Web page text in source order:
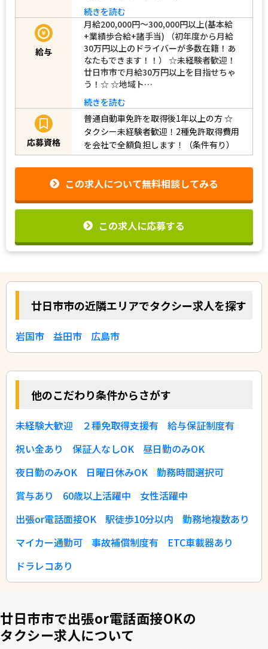
続きを読む
給与
月給200,000円～300,000円以上(基本給
+業績歩合給+諸手当) （初年度から月給
30万円以上のドライバーが多数在籍！あ
なたもできます！！） ☆未経験者歓迎！
廿日市市で月給30万円以上を目指せちゃ
う！☆ ☆地域ト…
続きを読む
応募資格
普通自動車免許を取得後1年以上の方☆
タクシー未経験者歓迎！2種免許取得費用
を会社で全額負担します！（条件有り）
この求人について無料相談してみる
この求人に応募する
廿日市市の近隣エリアでタクシー求人を探す
岩国市 益田市 広島市
他のこだわり条件からさがす
未経験大歓迎 ２種免取得支援有
給与保証制度有
祝い金あり
保証人なしOK
昼日勤のみOK
夜日勤のみOK
日曜日休みOK
勤務時間選択可
賞与あり
60歳以上活躍中
女性活躍中
出張or電話面接OK
駅徒歩10分以内
勤務地複数あり
マイカー通勤可
事故補償制度有
ETC車載器あり
ドラレコあり
廿日市市で出張or電話面接OKの
タクシー求人について